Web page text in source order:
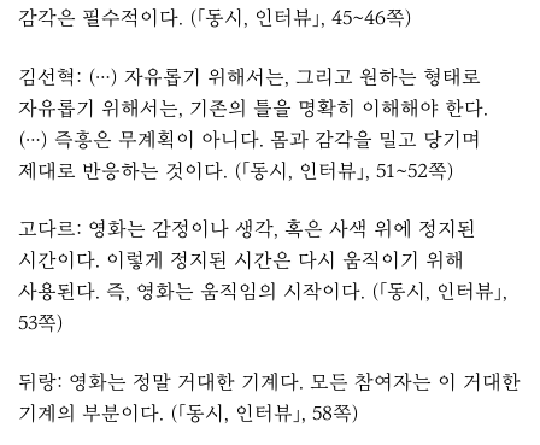
감각은 필수적이다. (「동시, 인터뷰」, 45~46쪽)
김선혁: (…) 자유롭기 위해서는, 그리고 원하는 형태로
자유롭기 위해서는, 기존의 틀을 명확히 이해해야 한다.
(…) 즉흥은 무계획이 아니다. 몸과 감각을 밀고 당기며
제대로 반응하는 것이다. (「동시, 인터뷰」, 51~52쪽)
고다르: 영화는 감정이나 생각, 혹은 사색 위에 정지된
시간이다. 이렇게 정지된 시간은 다시 움직이기 위해
사용된다. 즉, 영화는 움직임의 시작이다. (「동시, 인터뷰」,
53쪽)
뒤랑: 영화는 정말 거대한 기계다. 모든 참여자는 이 거대한
기계의 부분이다. (「동시, 인터뷰」, 58쪽)